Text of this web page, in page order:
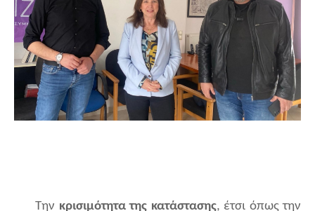
Την κρισιμότητα της κατάστασης, έτσι όπως την